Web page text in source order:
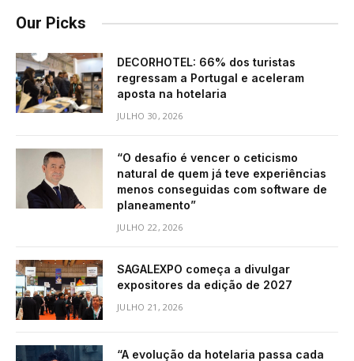
Our Picks
DECORHOTEL: 66% dos turistas
regressam a Portugal e aceleram
aposta na hotelaria
JULHO 30, 2026
“O desafio é vencer o ceticismo
natural de quem já teve experiências
menos conseguidas com software de
planeamento”
JULHO 22, 2026
SAGALEXPO começa a divulgar
expositores da edição de 2027
JULHO 21, 2026
“A evolução da hotelaria passa cada